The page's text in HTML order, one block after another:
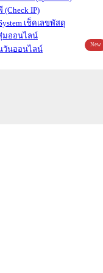
(Check IP)
เช็คเลขพัสดุ
มออนไลน์
วันออนไลน์
New